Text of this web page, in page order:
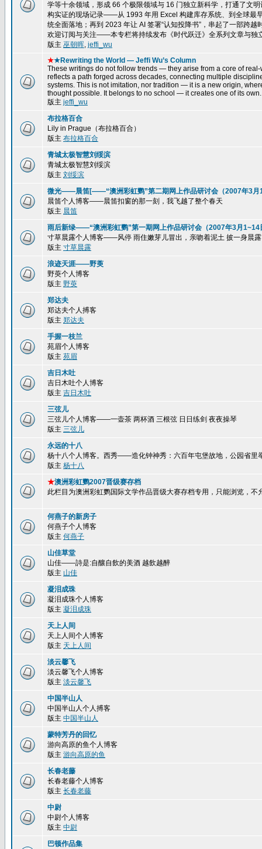
学等十余领域，形成 66 个极限领域与 16 门独立新科学，打通了文
构实证的现场记录——从 1993 年用 Excel 构建库存系统、到全球最
统全面落地；再到 2023 年让 AI 签署“认知投降书”，串起了一部跨
欢迎订阅与关注——本专栏将持续发布《时代跃迁》全系列文章与独
版主 巫朝晖, jeffi_wu
★★Rewriting the World — Jeffi Wu’s Column
These writings do not follow trends — they arise from a core of
reflects a path forged across decades, connecting multiple
systems. This is not imitation, nor tradition — it is a new origin,
thought possible. It belongs to no school — it creates one of its own.
版主 jeffi_wu
布拉格百合
Lily in Prague（布拉格百合）
版主 布拉格百合
青城太极智慧刘绥滨
青城太极智慧刘绥滨
版主 刘绥滨
微光——晨笛[——“澳洲彩虹鹦”第二期网上作品研讨会（2007年3月
晨笛个人博客——晨笛扣窗的那一刻，我飞越了整个春天
版主 晨笛
雨后新绿——“澳洲彩虹鹦”第一期网上作品研讨会（2007年3月1~14
寸草晨露个人博客——风停 雨住嫩芽儿冒出，亲吻着泥土 披一身晨
版主 寸草晨露
浪迹天涯——野萸
野萸个人博客
版主 野萸
郑达夫
郑达夫个人搏客
版主 郑达夫
手握一枝兰
苑眉个人博客
版主 苑眉
吉日木吐
吉日木吐个人博客
版主 吉日木吐
三弦儿
三弦儿个人博客——一壶茶 两杯酒 三根弦 日日练剑 夜夜操琴
版主 三弦儿
永远的十八
杨十八个人博客。西秀——造化钟神秀：六百年屯堡故地，公园省里
版主 杨十八
★澳洲彩虹鹦2007晋级赛存档
此栏目为澳洲彩虹鹦国际文学作品晋级大赛存档专用，只能浏览，
何燕子的新房子
何燕子个人博客
版主 何燕子
山佳草堂
山佳——詩是:自釀自飲的美酒 越飲越醉
版主 山佳
凝泪成珠
凝泪成珠个人博客
版主 凝泪成珠
天上人间
天上人间个人博客
版主 天上人间
淡云馨飞
淡云馨飞个人博客
版主 淡云馨飞
中国半山人
中国半山人个人搏客
版主 中国半山人
蒙特芳丹的回忆
游向高原的鱼个人博客
版主 游向高原的鱼
长春老藤
长春老藤个人博客
版主 长春老藤
中尉
中尉个人博客
版主 中尉
巴顿作品集